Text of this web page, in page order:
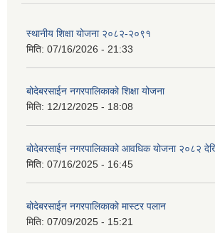
स्थानीय शिक्षा योजना २०८२-२०९१
मिति: 07/16/2026 - 21:33
बोदेबरसाईन नगरपालिकाको शिक्षा योजना
मिति: 12/12/2025 - 18:08
बोदेबरसाईन नगरपालिकाको आवधिक योजना २०८२
मिति: 07/16/2025 - 16:45
बोदेबरसाईन नगरपालिकाको मास्टर पलान
मिति: 07/09/2025 - 15:21